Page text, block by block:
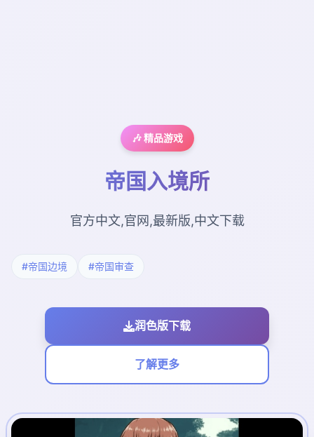
🎶 精品游戏
帝国入境所
官方中文,官网,最新版,中文下载
#帝国边境 #帝国审查
润色版下载
了解更多